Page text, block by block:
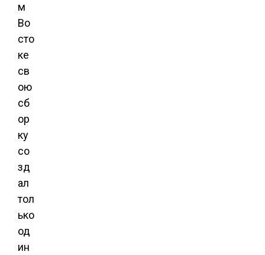
м
Во
сто
ке
св
ою
сб
ор
ку
со
зд
ал
тол
ько
од
ин